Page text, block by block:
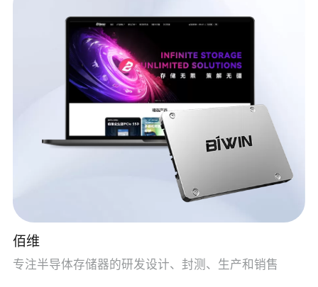
佰维
专注半导体存储器的研发设计、封测、生产和销售